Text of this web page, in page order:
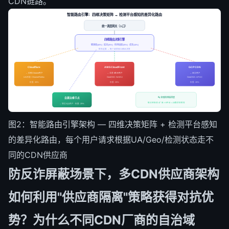
智能路由引擎：四维决策矩阵 → 检测平台感知的差异化路由
统一调度网关（入口）
四维路由决策引擎
健康度(40%) · 延迟(25%) · 检测适配(25%) · 成本(10%)
矩阵运算 → 每个请求独立路由决策
Cloudflare
→ 谷歌Chrome用户
UA匹配: Chrome/Firefox
权重: 30%
AWS CloudFront
→ 北美+欧洲用户
GeoDNS: NA/EU
权重: 25%
GCP CDN
→ 亚太用户
GeoDNS: APAC
权重: 20%
自建边缘节点
→ 微信/QQ用户 · 权重: 25%
🔍 全局检测监控层
每分钟探测 4厂商 × 6平台 = 24维状态矩阵
图2：智能路由引擎架构 — 四维决策矩阵 + 检测平台感知
的差异化路由，每个用户请求根据UA/Geo/检测状态走不
同的CDN供应商
防反诈屏蔽场景下，多CDN供应商架构
如何利用"供应商隔离"策略获得对抗优
势？为什么不同CDN厂商的自治域